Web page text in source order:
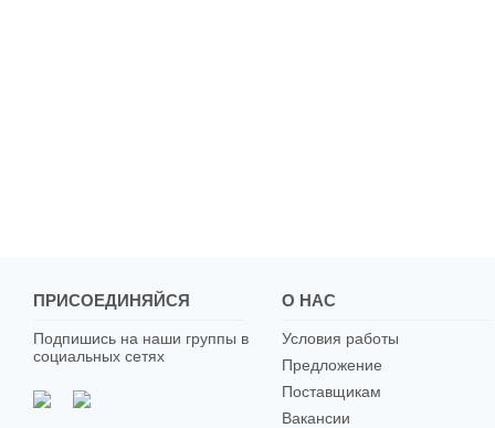
ПРИСОЕДИНЯЙСЯ
Подпишись на наши группы в
социальных сетях
О НАС
Условия работы
Предложение
Поставщикам
Вакансии